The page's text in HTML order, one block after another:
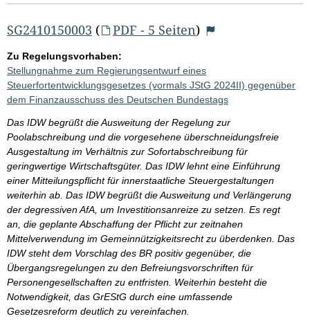
SG2410150003 ( PDF - 5 Seiten)
Zu Regelungsvorhaben:
Stellungnahme zum Regierungsentwurf eines
Steuerfortentwicklungsgesetzes (vormals JStG 2024II) gegenüber
dem Finanzausschuss des Deutschen Bundestags
Das IDW begrüßt die Ausweitung der Regelung zur
Poolabschreibung und die vorgesehene überschneidungsfreie
Ausgestaltung im Verhältnis zur Sofortabschreibung für
geringwertige Wirtschaftsgüter. Das IDW lehnt eine Einführung
einer Mitteilungspflicht für innerstaatliche Steuergestaltungen
weiterhin ab. Das IDW begrüßt die Ausweitung und Verlängerung
der degressiven AfA, um Investitionsanreize zu setzen. Es regt
an, die geplante Abschaffung der Pflicht zur zeitnahen
Mittelverwendung im Gemeinnützigkeitsrecht zu überdenken. Das
IDW steht dem Vorschlag des BR positiv gegenüber, die
Übergangsregelungen zu den Befreiungsvorschriften für
Personengesellschaften zu entfristen. Weiterhin besteht die
Notwendigkeit, das GrEStG durch eine umfassende
Gesetzesreform deutlich zu vereinfachen.